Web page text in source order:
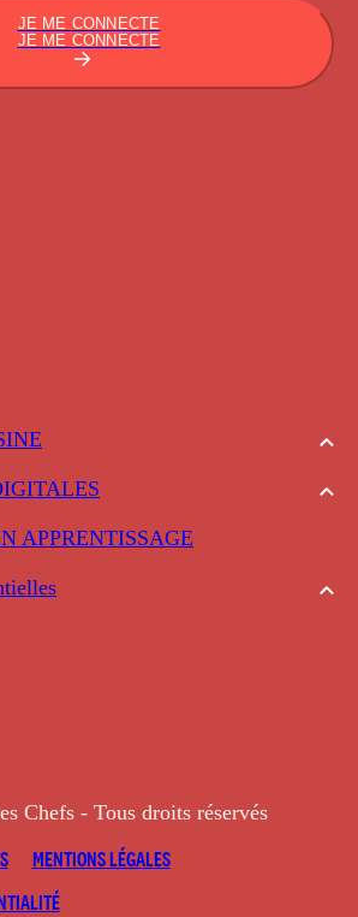
APPRENTISSAGE
JE ME CONNECTE
JE ME CONNECTE
Chefs - Tous droits réservés
MENTIONS LÉGALES